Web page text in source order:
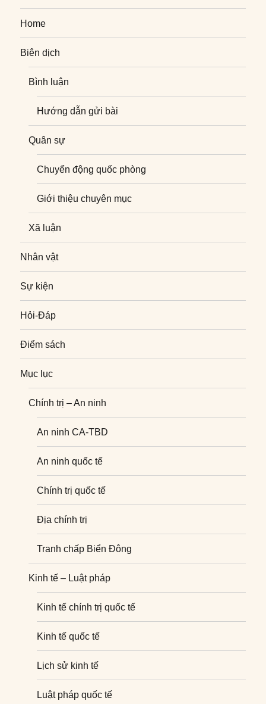
Home
Biên dịch
Bình luận
Hướng dẫn gửi bài
Quân sự
Chuyển động quốc phòng
Giới thiệu chuyên mục
Xã luận
Nhân vật
Sự kiện
Hỏi-Đáp
Điểm sách
Mục lục
Chính trị – An ninh
An ninh CA-TBD
An ninh quốc tế
Chính trị quốc tế
Địa chính trị
Tranh chấp Biển Đông
Kinh tế – Luật pháp
Kinh tế chính trị quốc tế
Kinh tế quốc tế
Lịch sử kinh tế
Luật pháp quốc tế